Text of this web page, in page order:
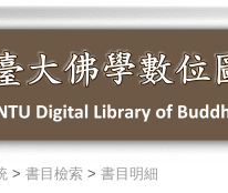
> 書目檢索> 書目明細